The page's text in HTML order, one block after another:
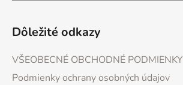
Dôležité odkazy
VŠEOBECNÉ OBCHODNÉ PODMIENKY
Podmienky ochrany osobných údajov